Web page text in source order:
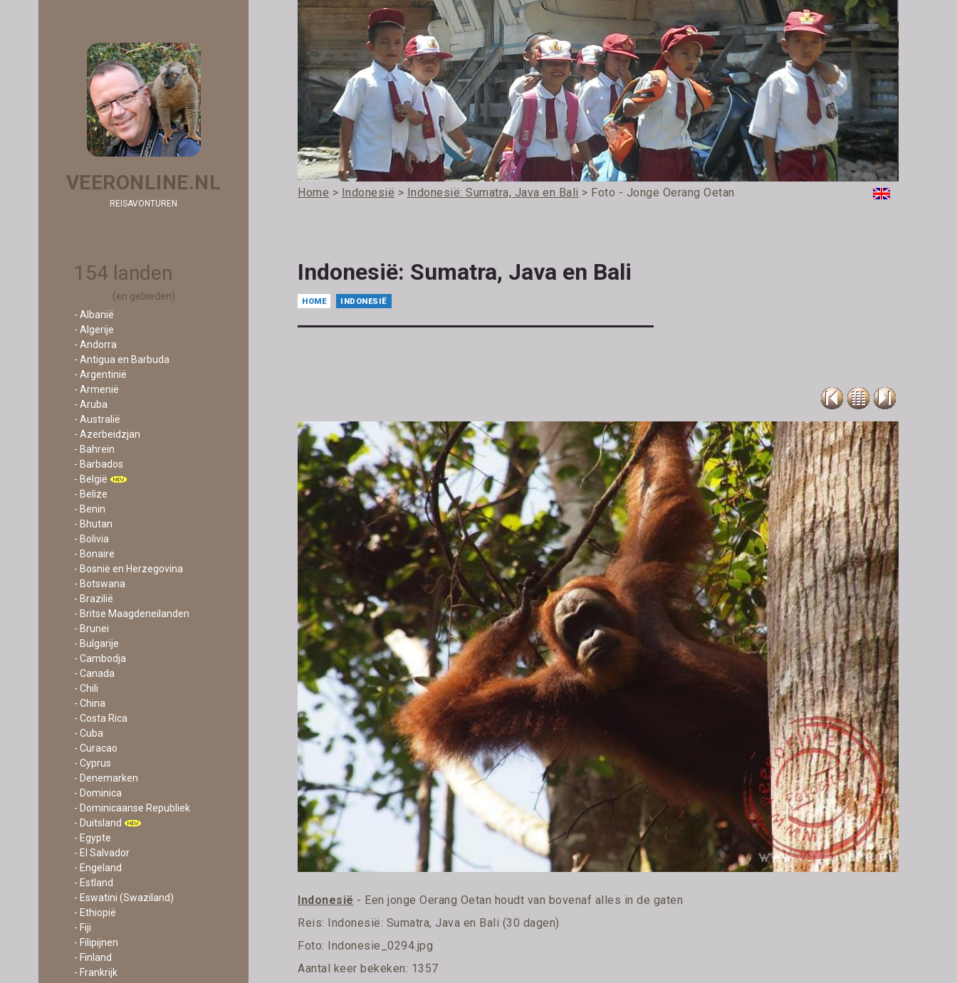
VEERONLINE.NL
REISAVONTUREN
154 landen
(en gebieden)
- Albanië
- Algerije
- Andorra
- Antigua en Barbuda
- Argentinië
- Armenië
- Aruba
- Australië
- Azerbeidzjan
- Bahrein
- Barbados
- België
- Belize
- Benin
- Bhutan
- Bolivia
- Bonaire
- Bosnië en Herzegovina
- Botswana
- Brazilië
- Britse Maagdeneilanden
- Brunei
- Bulgarije
- Cambodja
- Canada
- Chili
- China
- Costa Rica
- Cuba
- Curacao
- Cyprus
- Denemarken
- Dominica
- Dominicaanse Republiek
- Duitsland
- Egypte
- El Salvador
- Engeland
- Estland
- Eswatini (Swaziland)
- Ethiopië
- Fiji
- Filipijnen
- Finland
- Frankrijk
Home > Indonesië > Indonesië: Sumatra, Java en Bali > Foto - Jonge Oerang Oetan
Indonesië: Sumatra, Java en Bali
HOME INDONESIË
Indonesië - Een jonge Oerang Oetan houdt van bovenaf alles in de gaten
Reis: Indonesië: Sumatra, Java en Bali (30 dagen)
Foto: Indonesie_0294.jpg
Aantal keer bekeken: 1357